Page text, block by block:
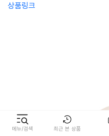
메뉴/검색 최근 본 상품
상품링크